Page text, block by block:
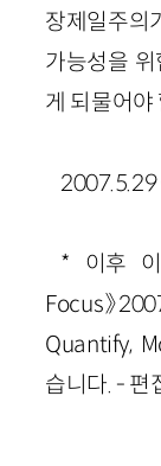
장제일주의
가능성을
게 되물어야
* 이후
Focus》
Quantify,
습니다. - 편